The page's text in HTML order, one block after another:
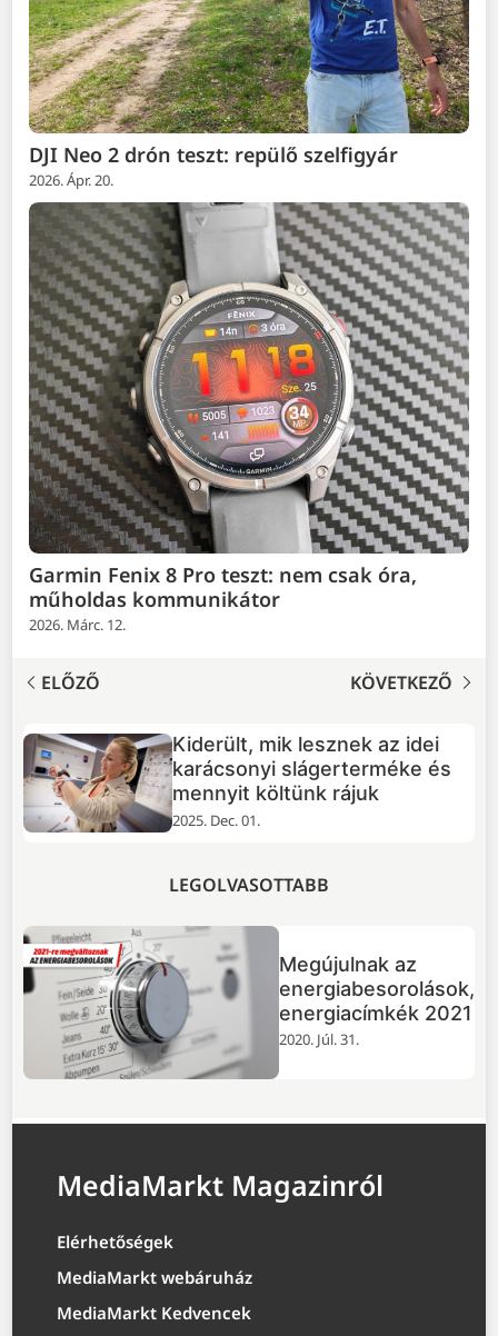
DJI Neo 2 drón teszt: repülő szelfigyár
2026. Ápr. 20.
Garmin Fenix 8 Pro teszt: nem csak óra,
műholdas kommunikátor
2026. Márc. 12.
ELŐZŐ KÖVETKEZŐ
Huawei Pura 80 Pro és Pura 80
Ultra teszt: a mobilfotózás
élmezőnye
2025. Nov. 25.
LEGOLVASOTTABB
Megújulnak az
energiabesorolások,
energiacímkék 2021
2020. Júl. 31.
MediaMarkt Magazinról
Elérhetőségek
MediaMarkt webáruház
MediaMarkt Kedvencek